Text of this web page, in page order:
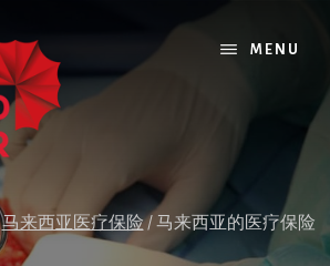
MENU
马来西亚医疗保险/马来西亚的医疗保险